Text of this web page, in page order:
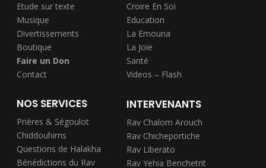
Etude sur texte
Musique
Divertissements
Boutique
Faire un Don
Contact
Croire En Soi
Education
La Emouna
La Joie
Santé
Videos – Flash
NOS SERVICES
Prières & Ségoulot
Chiddouhims
Questions de Halakha
Bénédictions du Rav
INTERVENANTS
Rav Chalom Arouch
Rav Chicheportiche
Rav Liberato
Rav Yehia Benchetrit